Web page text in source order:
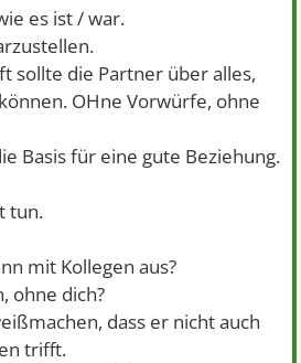
es ist / war.
sollte die Partner über alles,
OHne Vorwürfe, ohne
Basis für eine gute Beziehung.
tun.
mit Kollegen aus?
ohne dich?
dass er nicht auch
trifft.